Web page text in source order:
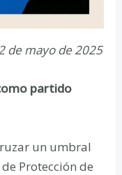
de mayo de 2025
partido
un umbral
Protección de